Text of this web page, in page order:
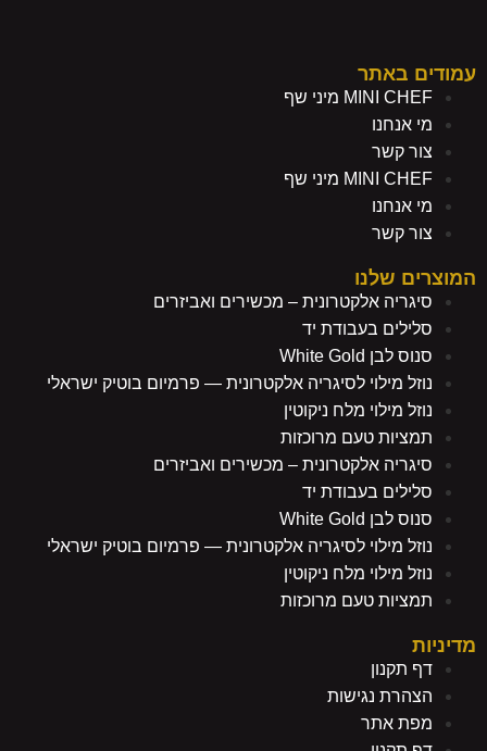
עמודים באתר
MINI CHEF מיני שף
מי אנחנו
צור קשר
MINI CHEF מיני שף
מי אנחנו
צור קשר
המוצרים שלנו
סיגריה אלקטרונית – מכשירים ואביזרים
סלילים בעבודת יד
סנוס לבן White Gold
נוזל מילוי לסיגריה אלקטרונית — פרמיום בוטיק ישראלי
נוזל מילוי מלח ניקוטין
תמציות טעם מרוכזות
סיגריה אלקטרונית – מכשירים ואביזרים
סלילים בעבודת יד
סנוס לבן White Gold
נוזל מילוי לסיגריה אלקטרונית — פרמיום בוטיק ישראלי
נוזל מילוי מלח ניקוטין
תמציות טעם מרוכזות
מדיניות
דף תקנון
הצהרת נגישות
מפת אתר